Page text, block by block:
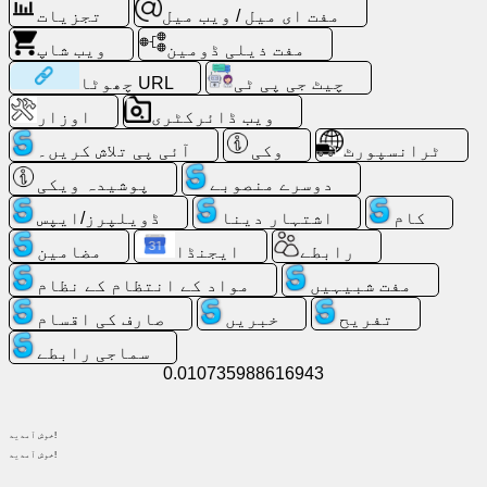
پر
تلاش
مفت
ای
میل
/
ویب
میل
تجزیات
ویب
شاپ
تجزیات
مفت ای میل / ویب میل
ویب شاپ
مفت ذیلی ڈومین
چھوٹا URL
چیٹ جی پی ٹی
اوزار
ویب ڈائرکٹری
آئی پی تلاش کریں۔
وکی
ٹرانسپورٹ
پوشیدہ ویکی
دوسرے منصوبے
ڈویلپرز/ایپس
اشتہار دینا
کام
مضامین
ایجنڈا
رابطے
مواد کے انتظام کے نظام
مفت شبیہیں
صارف کی اقسام
خبریں
تفریح
سماجی رابطے
0.010735988616943
خوش آمدید!
خوش آمدید!